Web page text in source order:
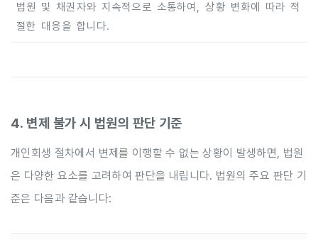
법원 및 채권자와 지속적으로 소통하여, 상황 변화에 따라 적
절한 대응을 합니다.
4. 변제 불가 시 법원의 판단 기준
개인회생 절차에서 변제를 이행할 수 없는 상황이 발생하면, 법원
은 다양한 요소를 고려하여 판단을 내립니다. 법원의 주요 판단 기
준은 다음과 같습니다: